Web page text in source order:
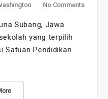
No Comments
Subang, Jawa
yang terpilih
Satuan Pendidikan